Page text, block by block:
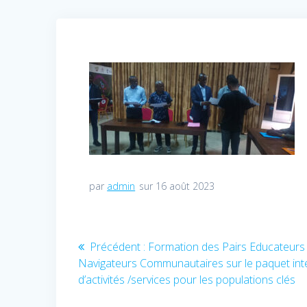
par admin sur 16 août 2023
Navigation
de
Précédent : Article
précédent
:
Formation des Pairs Educateurs
Navigateurs Communautaires sur le paquet
d’activités /services pour les populations clés